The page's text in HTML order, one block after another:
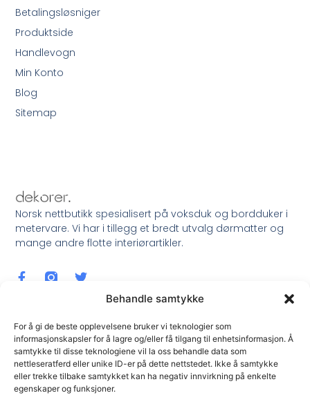
Behandle samtykke
For å gi de beste opplevelsene bruker vi teknologier som
informasjonskapsler for å lagre og/eller få tilgang til enhetsinformasjon. Å
samtykke til disse teknologiene vil la oss behandle data som
nettleseratferd eller unike ID-er på dette nettstedet. Ikke å samtykke
eller trekke tilbake samtykket kan ha negativ innvirkning på enkelte
egenskaper og funksjoner.
Norsk nettbutikk spesialisert på voksduk og bordduker i
metervare. Vi har i tillegg et bredt utvalg dørmatter og
mange andre flotte interiørartikler.
Betalingsløsniger
Produktside
Handlevogn
Min Konto
Blog
Sitemap
Meld Deg På Nyhetsbrev !